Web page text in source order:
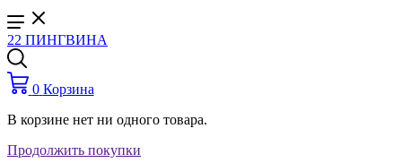
22 ПИНГВИНА
0 Корзина
В корзине нет ни одного товара.
Продолжить покупки